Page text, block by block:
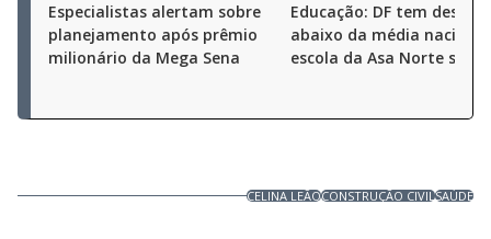
Especialistas alertam sobre
planejamento após prêmio
milionário da Mega Sena
Educação: DF tem
abaixo da média
escola da Asa Norte se
CELINA LEÃOCONSTRUÇÃO CIVILSAÚDE